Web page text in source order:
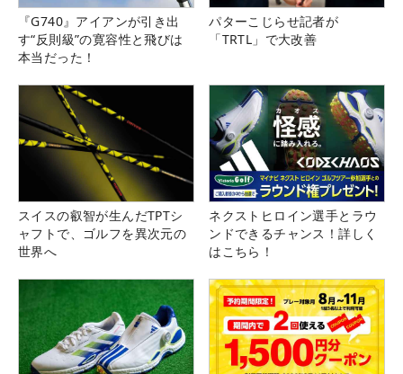
『G740』アイアンが引き出
す“反則級”の寛容性と飛びは
本当だった！
パターこじらせ記者が
「TRTL」で大改善
スイスの叡智が生んだTPTシ
ャフトで、ゴルフを異次元の
世界へ
ネクストヒロイン選手とラウ
ンドできるチャンス！詳しく
はこちら！